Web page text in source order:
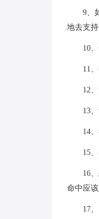
9、
地去支
10
11
12
13
14
15
16
命中应该
17